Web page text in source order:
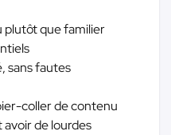
plutôt que familier
sans fautes
coller de contenu
avoir de lourdes